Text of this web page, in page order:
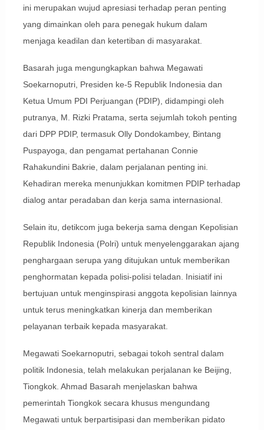
ini merupakan wujud apresiasi terhadap peran penting
yang dimainkan oleh para penegak hukum dalam
menjaga keadilan dan ketertiban di masyarakat.
Basarah juga mengungkapkan bahwa Megawati
Soekarnoputri, Presiden ke-5 Republik Indonesia dan
Ketua Umum PDI Perjuangan (PDIP), didampingi oleh
putranya, M. Rizki Pratama, serta sejumlah tokoh penting
dari DPP PDIP, termasuk Olly Dondokambey, Bintang
Puspayoga, dan pengamat pertahanan Connie
Rahakundini Bakrie, dalam perjalanan penting ini.
Kehadiran mereka menunjukkan komitmen PDIP terhadap
dialog antar peradaban dan kerja sama internasional.
Selain itu, detikcom juga bekerja sama dengan Kepolisian
Republik Indonesia (Polri) untuk menyelenggarakan ajang
penghargaan serupa yang ditujukan untuk memberikan
penghormatan kepada polisi-polisi teladan. Inisiatif ini
bertujuan untuk menginspirasi anggota kepolisian lainnya
untuk terus meningkatkan kinerja dan memberikan
pelayanan terbaik kepada masyarakat.
Megawati Soekarnoputri, sebagai tokoh sentral dalam
politik Indonesia, telah melakukan perjalanan ke Beijing,
Tiongkok. Ahmad Basarah menjelaskan bahwa
pemerintah Tiongkok secara khusus mengundang
Megawati untuk berpartisipasi dan memberikan pidato